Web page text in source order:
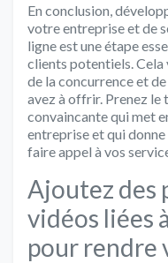
En conclusion,
votre entreprise et de
ligne est une étape
clients potentiels. Cela
de la concurrence et
avez à offrir. Prenez le
convaincante qui met
entreprise et qui
faire appel à vos
Ajoutez des
vidéos liées
pour rendre